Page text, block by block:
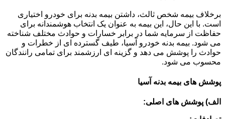
برخلاف بیمه شخص ثالث، داشتن بیمه بدنه برای خودرو اختیاری
است. با این حال، این بیمه به عنوان یک انتخاب هوشمندانه برای
حفاظت از سرمایه شما در برابر خسارات و حوادث مختلف شناخته
می شود. بیمه بدنه خودرو آسیا، طیف گسترده ای از خطرات و
حوادث را پوشش می دهد و گزینه ای ارزشمند برای تمامی رانندگان
محسوب می شود.
پوشش های بیمه بدنه آسیا
الف) پوشش های اصلی: